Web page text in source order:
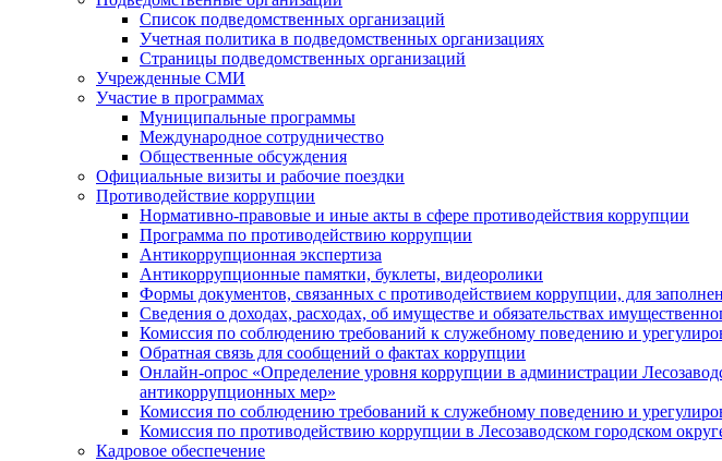
Список подведомственных организаций
Учетная политика в подведомственных организациях
Страницы подведомственных организаций
Учрежденные СМИ
Участие в программах
Муниципальные программы
Международное сотрудничество
Общественные обсуждения
Официальные визиты и рабочие поездки
Противодействие коррупции
Нормативно-правовые и иные акты в сфере противодействия коррупции
Программа по противодействию коррупции
Антикоррупционная экспертиза
Антикоррупционные памятки, буклеты, видеоролики
Формы документов, связанных с противодействием коррупции, для
Сведения о доходах, расходах, об имуществе и обязательствах
Комиссия по соблюдению требований к служебному поведению и
Обратная связь для сообщений о фактах коррупции
Онлайн-опрос «Определение уровня коррупции в администрации
антикоррупционных мер»
Комиссия по соблюдению требований к служебному поведению и
Комиссия по противодействию коррупции в Лесозаводском городском
Кадровое обеспечение